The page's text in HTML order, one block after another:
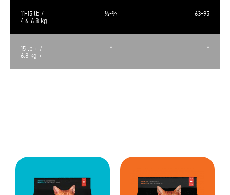
11-15 lb /
4.6-6.8 kg
½-¾ 63-95
15 lb + /
6.8 kg +
* *